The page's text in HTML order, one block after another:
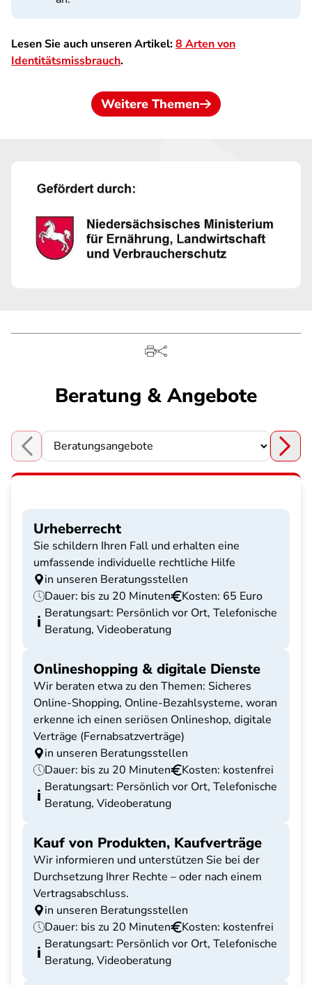
Lesen Sie auch unseren Artikel:8 Arten von
Identitätsmissbrauch.
Weitere Themen
Beratung & Angebote
Choose a section
Urheberrecht
Sie schildern Ihren Fall und erhalten eine
umfassende individuelle rechtliche Hilfe
in unseren Beratungsstellen
Dauer: bis zu 20 Minuten
Kosten: 65 Euro
Beratungsart: Persönlich vor Ort, Telefonische
Beratung, Videoberatung
Onlineshopping & digitale Dienste
Wir beraten etwa zu den Themen: Sicheres
Online-Shopping, Online-Bezahlsysteme, woran
erkenne ich einen seriösen Onlineshop, digitale
Verträge (Fernabsatzverträge)
in unseren Beratungsstellen
Dauer: bis zu 20 Minuten
Kosten: kostenfrei
Beratungsart: Persönlich vor Ort, Telefonische
Beratung, Videoberatung
Kauf von Produkten, Kaufverträge
Wir informieren und unterstützen Sie bei der
Durchsetzung Ihrer Rechte – oder nach einem
Vertragsabschluss.
in unseren Beratungsstellen
Dauer: bis zu 20 Minuten
Kosten: kostenfrei
Beratungsart: Persönlich vor Ort, Telefonische
Beratung, Videoberatung